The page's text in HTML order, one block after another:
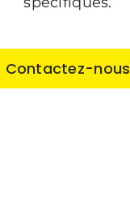
Contactez-nous